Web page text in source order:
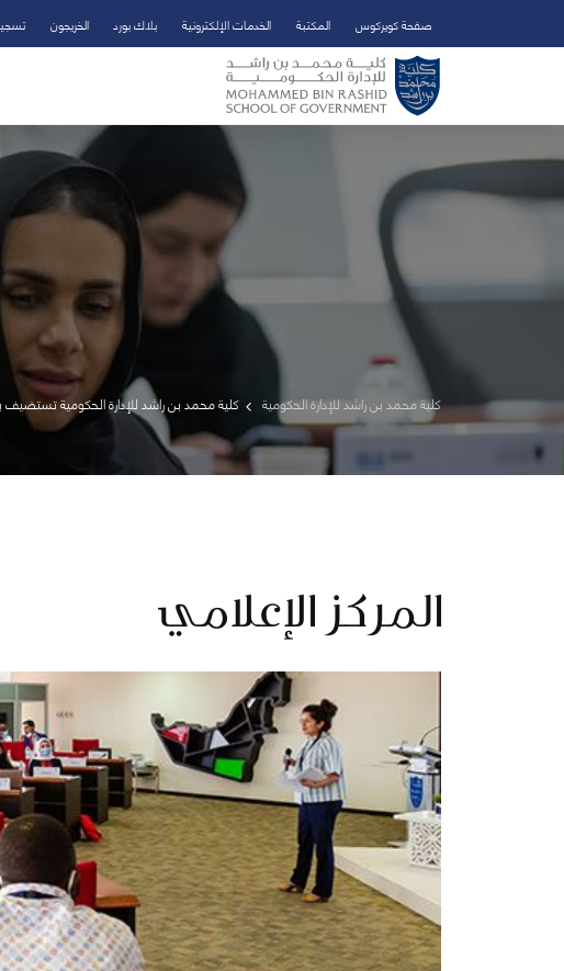
صفحة كويركوس المكتبة الخدمات الإلكترونية بلاك بورد الخريجون
كلية محمد بن راشد للإدارة الحكومية كلية محمد بن راشد للإدارة الحكومية تستضيف برنامجًا تدريبيًا لأكثر من 30 خريجًا من
المركز الإعلامي